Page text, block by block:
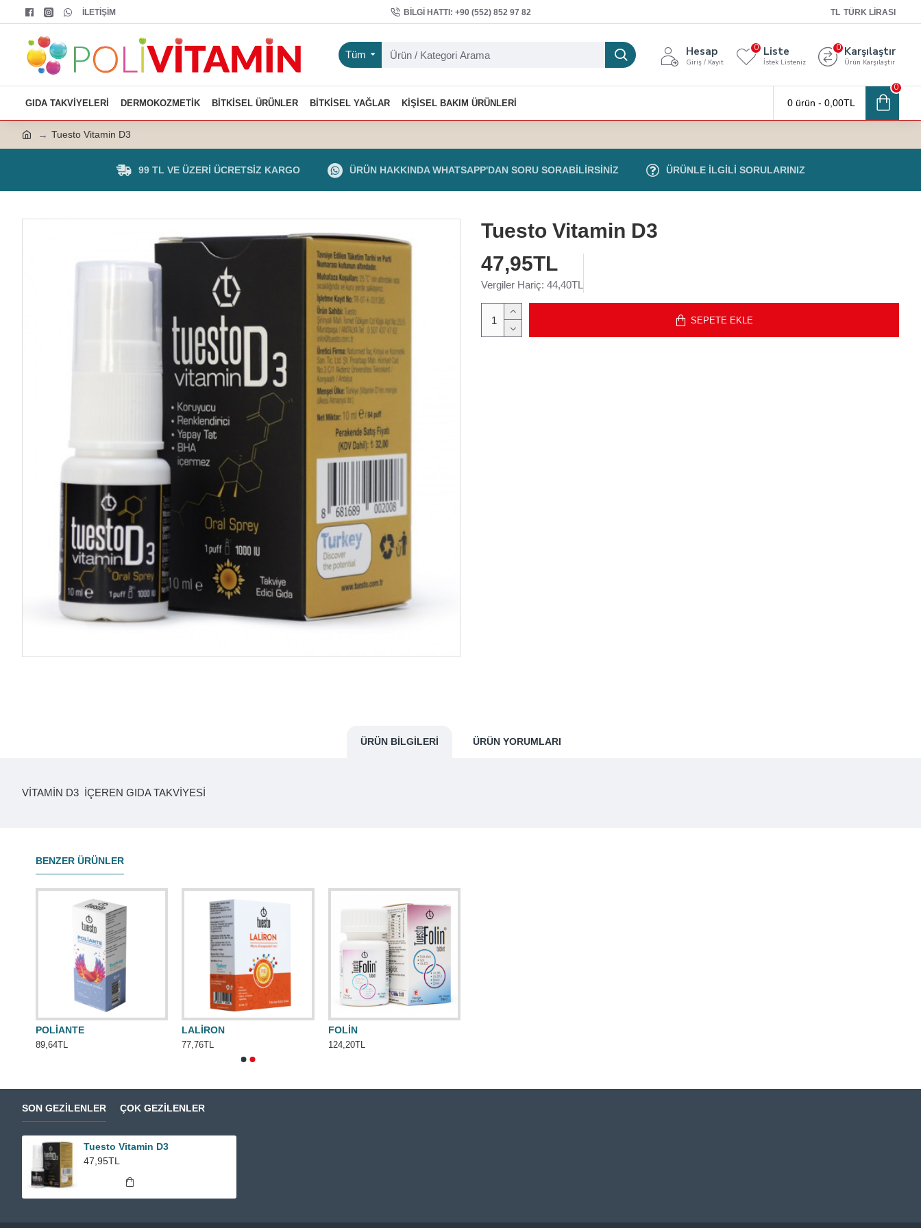
İLETİŞİM BILGI HATTI: +90 (552) 852 97 82 TL TÜRK LIRASI
Tüm Hesap
Giriş / Kayıt
Liste
İstek Listeniz
0 Karşılaştır
Ürün Karşılaştır
0
GIDA TAKVIYELERI DERMOKOZMETIK BITKISEL ÜRÜNLER BITKISEL YAĞLAR KIŞISEL BAKIM ÜRÜNLERI 0 ürün - 0,00TL
0
Tuesto Vitamin D3
99 TL VE ÜZERI ÜCRETSIZ KARGO ÜRÜN HAKKINDA WHATSAPP'DAN SORU SORABILIRSINIZ ÜRÜNLE İLGİLİ SORULARINIZ
Tuesto Vitamin D3
47,95TL
Vergiler Hariç: 44,40TL
SEPETE EKLE
ÜRÜN BILGILERI ÜRÜN YORUMLARI
VİTAMİN D3 İÇEREN GIDA TAKVİYESİ
BENZER ÜRÜNLER
POLİANTE
89,64TL
LALİRON
77,76TL
FOLİN
124,20TL
SON GEZILENLER ÇOK GEZILENLER
Tuesto Vitamin D3
47,95TL